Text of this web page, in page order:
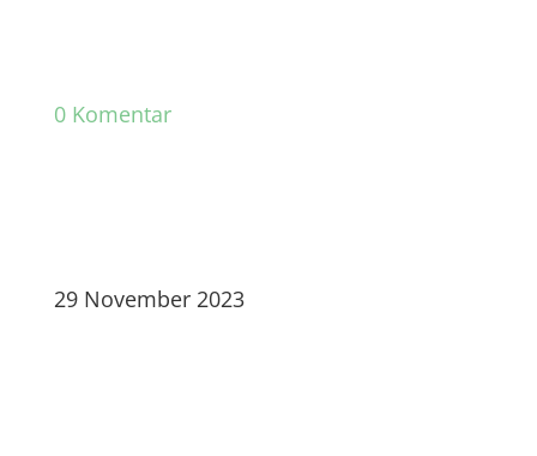
0 Komentar
29 November 2023